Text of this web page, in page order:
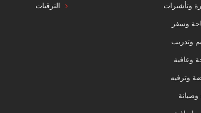
وتأشيرات
وسفر
وتدريب
وعافية
وترفيه
وصيانة
الترقيات